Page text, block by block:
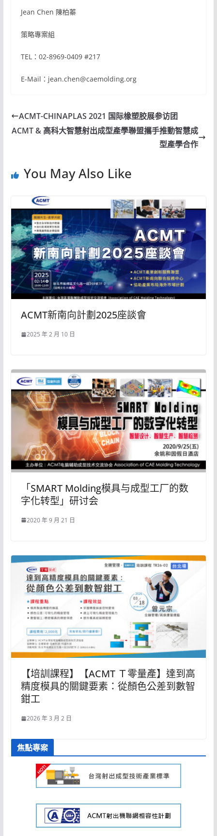
Jean Chen 陳柏蓁
策略專案組
TEL：02-8969-0409 #217
E-Mail：jean.chen@caemolding.org
ACMT-CHINAPLAS 2021 国际橡塑胶展参访团
ACMT & 高科大智慧射出成型產學聯盟攜手推動智慧成
型產學合作
You May Also Like
ACMT新南向計劃2025座談會
2025 年 2 月 10 日
「SMART Molding模具与成型工厂的数
字化转型」研讨会
2020 年 9 月 21 日
【培訓課程】【ACMT Ｔ零量產】達到高
精度模具的關鍵要素：從顏色公差到數智
鉗工
2026 年 3 月 2 日
焦點專案